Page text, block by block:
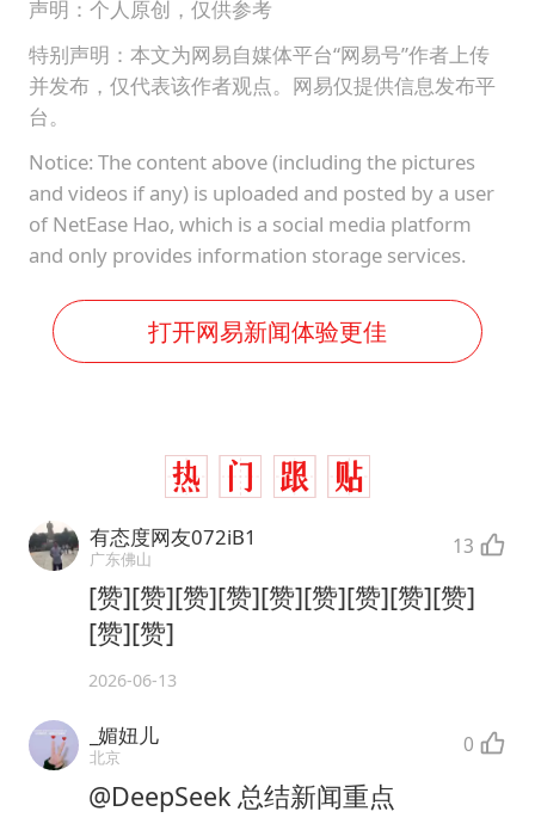
声明：个人原创，仅供参考
特别声明：本文为网易自媒体平台“网易号”作者上传
并发布，仅代表该作者观点。网易仅提供信息发布平
台。
Notice: The content above (including the pictures
and videos if any) is uploaded and posted by a user
of NetEase Hao, which is a social media platform
and only provides information storage services.
打开网易新闻体验更佳
有态度网友072iB1
广东佛山 13
[赞][赞][赞][赞][赞][赞][赞][赞][赞]
[赞][赞]
2026-06-13
_媚妞儿
北京 0
@DeepSeek 总结新闻重点